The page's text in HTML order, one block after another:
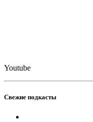
Youtube
Свежие подкасты